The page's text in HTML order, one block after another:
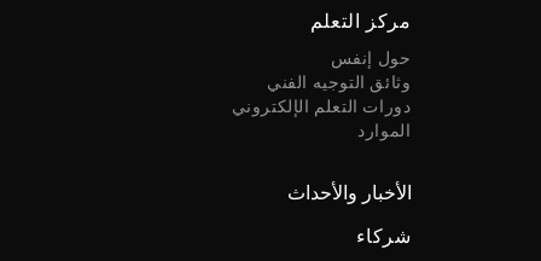
مركز التعلم
حول إنفس
وثائق التوجيه الفني
دورات التعلم الإلكتروني
الموارد
الأخبار والأحداث
شركاء